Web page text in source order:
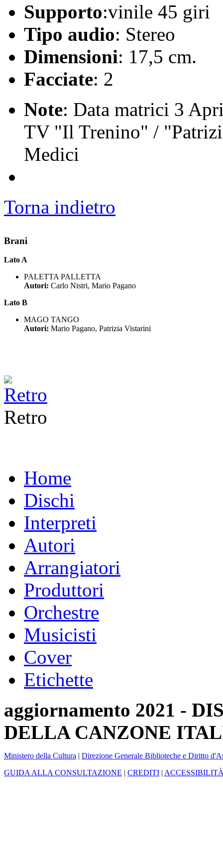
Supporto:vinile 45 giri
Tipo audio: Stereo
Dimensioni: 17,5 cm.
Facciate: 2
Note: Data matrici 3
TV "Il Trenino" /
Medici
Torna indietro
Brani
Lato A
PALETTA PALLETTA
Autori: Carlo Nistri, Mario Pagano
Lato B
MAGO TANGO
Autori: Mario Pagano, Patrizia Vistarini
Retro
Home
Dischi
Interpreti
Autori
Arrangiatori
Produttori
Orchestre
Musicisti
Cover
Etichette
aggiornamento 2021 -
DELLA CANZONE
Ministero della Cultura | Direzione Generale Biblioteche e Diritto
GUIDA ALLA CONSULTAZIONE | CREDITI |